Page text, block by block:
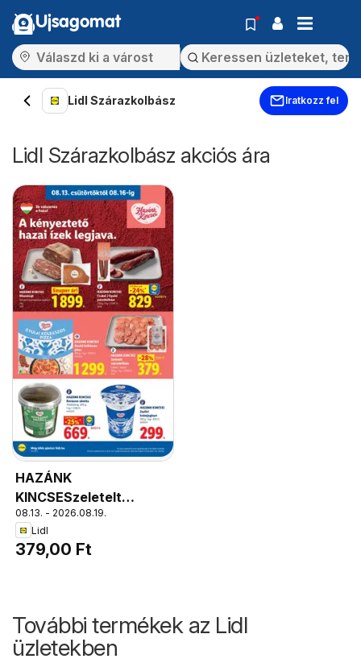
Ujsagomat
Lidl Szárazkolbász Iratkozz fel
Lidl Szárazkolbász akciós ára
HAZÁNK
KINCSESzeletelt
szárazkolbász, Csabai /
Gyulai 100 g; 1 kg =
3790 Ft
08.13. - 2026.08.19.
Lidl
379,00 Ft
További termékek az Lidl
üzletekben